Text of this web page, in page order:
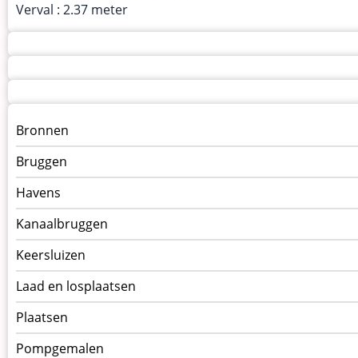
Verval : 2.37 meter
Menu
kunstwerken
op
kunstwerkpagina
Bronnen
Bruggen
Havens
Kanaalbruggen
Keersluizen
Laad en losplaatsen
Plaatsen
Pompgemalen